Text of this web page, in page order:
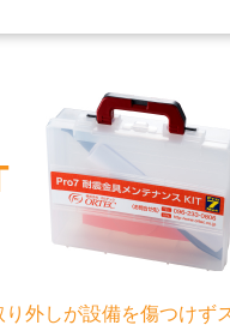
外しが設備を傷つけず